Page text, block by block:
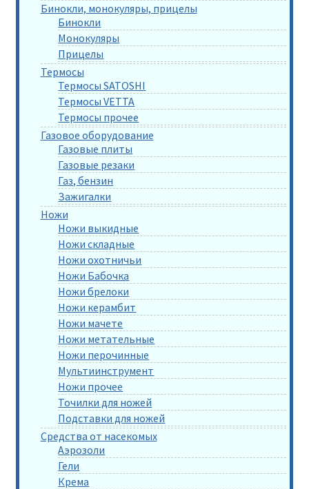
Бинокли, монокуляры, прицелы
Бинокли
Монокуляры
Прицелы
Термосы
Термосы SATOSHI
Термосы VETTA
Термосы прочее
Газовое оборудование
Газовые плиты
Газовые резаки
Газ, бензин
Зажигалки
Ножи
Ножи выкидные
Ножи складные
Ножи охотничьи
Ножи Бабочка
Ножи брелоки
Ножи керамбит
Ножи мачете
Ножи метательные
Ножи перочинные
Мультиинструмент
Ножи прочее
Точилки для ножей
Подставки для ножей
Средства от насекомых
Аэрозоли
Гели
Крема